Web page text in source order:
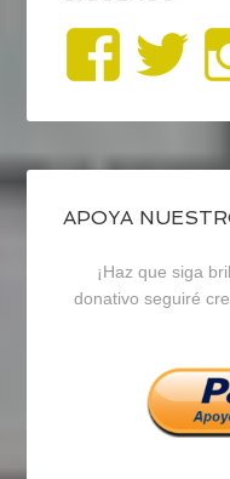
Ver
de
en
APOYA
¡Haz que siga
donativo seguiré